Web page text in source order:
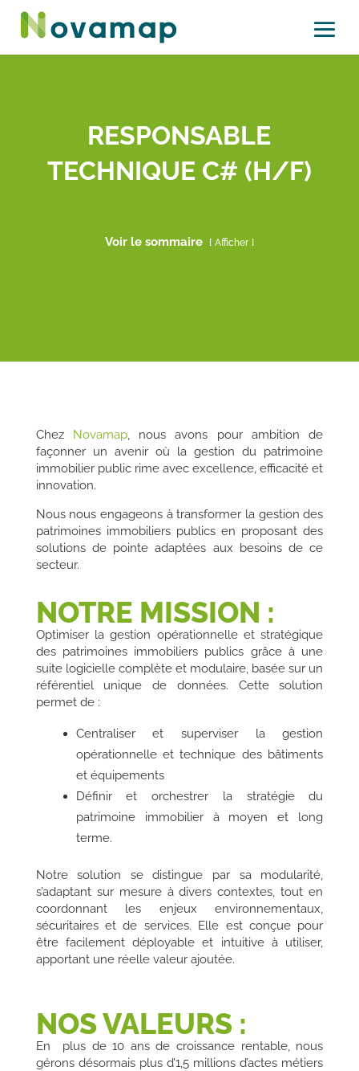
RESPONSABLE
TECHNIQUE C# (H/F)
Voir le sommaire Afficher
Chez Novamap, nous avons pour ambition de
façonner un avenir où la gestion du patrimoine
immobilier public rime avec excellence, efficacité et
innovation.
Nous nous engageons à transformer la gestion des
patrimoines immobiliers publics en proposant des
solutions de pointe adaptées aux besoins de ce
secteur.
NOTRE MISSION :
Optimiser la gestion opérationnelle et stratégique
des patrimoines immobiliers publics grâce à une
suite logicielle complète et modulaire, basée sur un
référentiel unique de données. Cette solution
permet de :
Centraliser et superviser la gestion
opérationnelle et technique des bâtiments
et équipements
Définir et orchestrer la stratégie du
patrimoine immobilier à moyen et long
terme.
Notre solution se distingue par sa modularité,
s’adaptant sur mesure à divers contextes, tout en
coordonnant les enjeux environnementaux,
sécuritaires et de services. Elle est conçue pour
être facilement déployable et intuitive à utiliser,
apportant une réelle valeur ajoutée.
NOS VALEURS :
En plus de 10 ans de croissance rentable, nous
gérons désormais plus d’1,5 millions d’actes métiers